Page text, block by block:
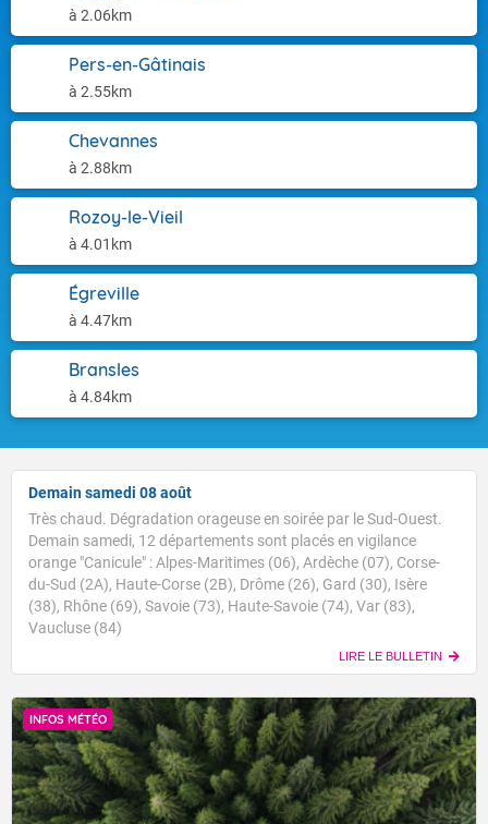
à 2.06km
Pers-en-Gâtinais
à 2.55km
Chevannes
à 2.88km
Rozoy-le-Vieil
à 4.01km
Égreville
à 4.47km
Bransles
à 4.84km
Demain samedi 08 août
Très chaud. Dégradation orageuse en soirée par le Sud-Ouest.
Demain samedi, 12 départements sont placés en vigilance
orange "Canicule" : Alpes-Maritimes (06), Ardèche (07), Corse-
du-Sud (2A), Haute-Corse (2B), Drôme (26), Gard (30), Isère
(38), Rhône (69), Savoie (73), Haute-Savoie (74), Var (83),
Vaucluse (84)
LIRE LE BULLETIN
INFOS MÉTÉO